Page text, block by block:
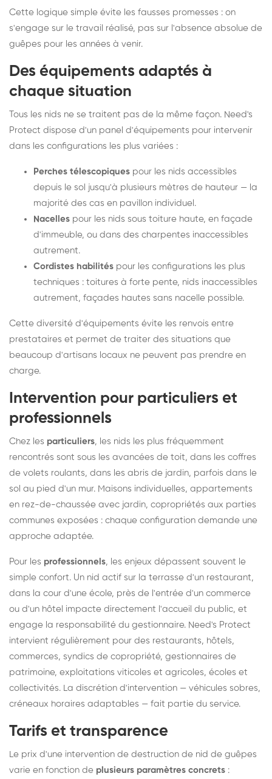
Cette logique simple évite les fausses promesses : on
s'engage sur le travail réalisé, pas sur l'absence absolue de
guêpes pour les années à venir.
Des équipements adaptés à
chaque situation
Tous les nids ne se traitent pas de la même façon. Need's
Protect dispose d'un panel d'équipements pour intervenir
dans les configurations les plus variées :
Perches télescopiques pour les nids accessibles
depuis le sol jusqu'à plusieurs mètres de hauteur — la
majorité des cas en pavillon individuel.
Nacelles pour les nids sous toiture haute, en façade
d'immeuble, ou dans des charpentes inaccessibles
autrement.
Cordistes habilités pour les configurations les plus
techniques : toitures à forte pente, nids inaccessibles
autrement, façades hautes sans nacelle possible.
Cette diversité d'équipements évite les renvois entre
prestataires et permet de traiter des situations que
beaucoup d'artisans locaux ne peuvent pas prendre en
charge.
Intervention pour particuliers et
professionnels
Chez les particuliers, les nids les plus fréquemment
rencontrés sont sous les avancées de toit, dans les coffres
de volets roulants, dans les abris de jardin, parfois dans le
sol au pied d'un mur. Maisons individuelles, appartements
en rez-de-chaussée avec jardin, copropriétés aux parties
communes exposées : chaque configuration demande une
approche adaptée.
Pour les professionnels, les enjeux dépassent souvent le
simple confort. Un nid actif sur la terrasse d'un restaurant,
dans la cour d'une école, près de l'entrée d'un commerce
ou d'un hôtel impacte directement l'accueil du public, et
engage la responsabilité du gestionnaire. Need's Protect
intervient régulièrement pour des restaurants, hôtels,
commerces, syndics de copropriété, gestionnaires de
patrimoine, exploitations viticoles et agricoles, écoles et
collectivités. La discrétion d'intervention — véhicules sobres,
créneaux horaires adaptables — fait partie du service.
Tarifs et transparence
Le prix d'une intervention de destruction de nid de guêpes
varie en fonction de plusieurs paramètres concrets :